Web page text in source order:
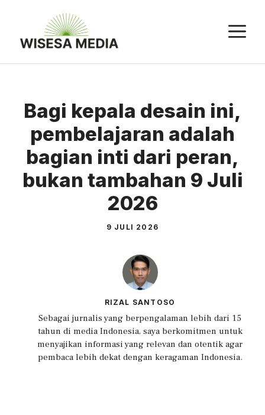
Bagi kepala desain ini,
pembelajaran adalah
bagian inti dari peran,
bukan tambahan 9 Juli
2026
9 JULI 2026
RIZAL SANTOSO
Sebagai jurnalis yang berpengalaman lebih dari 15
tahun di media Indonesia, saya berkomitmen untuk
menyajikan informasi yang relevan dan otentik agar
pembaca lebih dekat dengan keragaman Indonesia.